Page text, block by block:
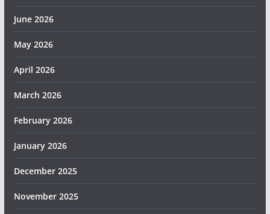
June 2026
May 2026
April 2026
March 2026
February 2026
January 2026
December 2025
November 2025